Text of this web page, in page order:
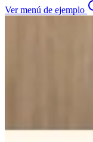
Ver menú de ejemplo